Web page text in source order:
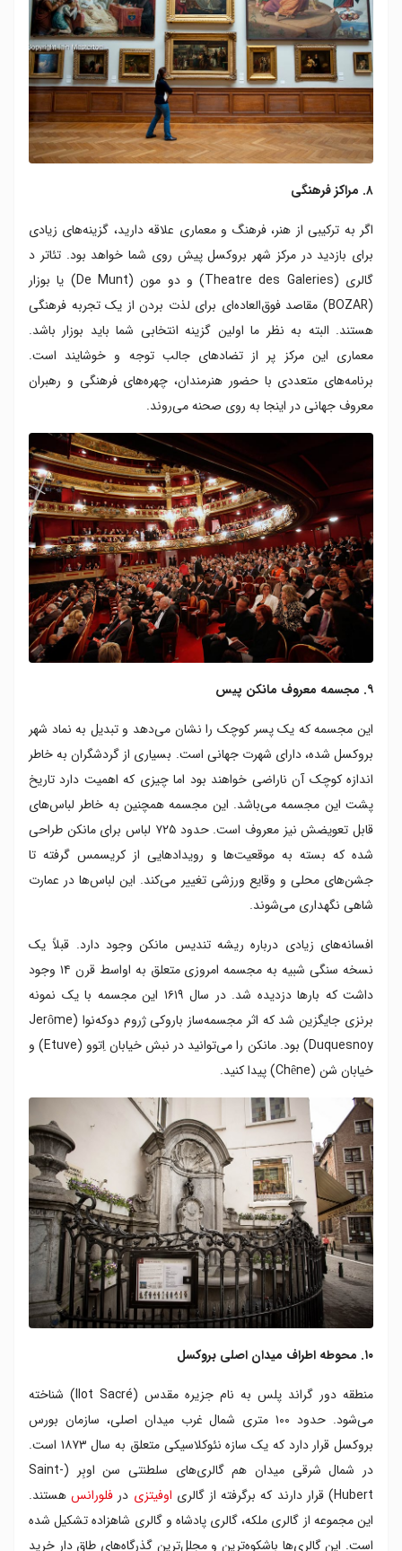
۸. مراکز فرهنگی
اگر به ترکیبی از هنر، فرهنگ و معماری علاقه دارید، گزینه‌های زیادی
برای بازدید در مرکز شهر بروکسل پیش روی شما خواهد بود. تئاتر د
گالری (Theatre des Galeries) و دو مون (De Munt) یا بوزار
(BOZAR) مقاصد فوق‌العاده‌ای برای لذت بردن از یک تجربه فرهنگی
هستند. البته به نظر ما اولین گزینه انتخابی شما باید بوزار باشد.
معماری این مرکز پر از تضادهای جالب توجه و خوشایند است.
برنامه‌های متعددی با حضور هنرمندان، چهره‌های فرهنگی و رهبران
معروف جهانی در اینجا به روی صحنه می‌روند.
۹. مجسمه معروف مانکن پیس
این مجسمه که یک پسر کوچک را نشان می‌دهد و تبدیل به نماد شهر
بروکسل شده، دارای شهرت جهانی است. بسیاری از گردشگران به خاطر
اندازه کوچک آن ناراضی خواهند بود اما چیزی که اهمیت دارد تاریخ
پشت این مجسمه می‌باشد. این مجسمه همچنین به خاطر لباس‌های
قابل تعویضش نیز معروف است. حدود ۷۲۵ لباس برای مانکن طراحی
شده که بسته به موقعیت‌ها و رویداد‌هایی از کریسمس گرفته تا
جشن‌های محلی و وقایع ورزشی تغییر می‌کند. این لباس‌ها در عمارت
شاهی نگهداری می‌شوند.
افسانه‌های زیادی درباره ریشه تندیس مانکن وجود دارد. قبلاً یک
نسخه سنگی شبیه به مجسمه امروزی متعلق به اواسط قرن ۱۴ وجود
داشت که بارها دزدیده شد. در سال ۱۶۱۹ این مجسمه با یک نمونه
برنزی جایگزین شد که اثر مجسمه‌ساز باروکی ژروم دوکه‌نوا (Jerôme
Duquesnoy) بود. مانکن را می‌توانید در نبش خیابان اِتوو (Etuve) و
خیابان شن (Chêne) پیدا کنید.
۱۰. محوطه اطراف میدان اصلی بروکسل
منطقه دور گراند پلس به نام جزیره مقدس (Ilot Sacré) شناخته
می‌شود. حدود ۱۰۰ متری شمال غرب میدان اصلی، سازمان بورس
بروکسل قرار دارد که یک سازه نئوکلاسیکی متعلق به سال ۱۸۷۳ است.
در شمال شرقی میدان هم گالری‌های سلطنتی سن اوبِر (Saint-
Hubert) قرار دارند که برگرفته از گالری
اوفیتزی در فلورانسهستند.
این مجموعه از گالری ملکه، گالری پادشاه و گالری شاهزاده تشکیل شده
است. این گالری‌ها باشکوه‌ترین و مجلل‌ترین گذرگاه‌های طاق دار خرید